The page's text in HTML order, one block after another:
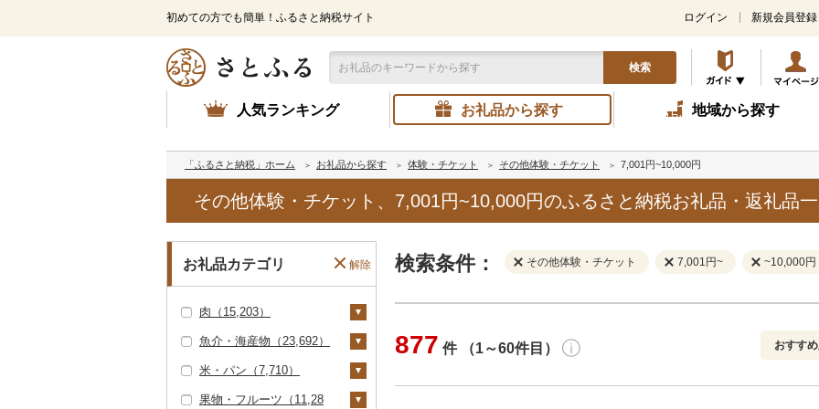
初めての方でも簡単！ふるさと納税サイト ログイン 新規会員登録
検索
人気ランキング お礼品から探す 地域から探す
「ふるさと納税」ホーム お礼品から探す 体験・チケット その他体験・チケット 7,001円~10,000円
その他体験・チケット、7,001円~10,000円のふるさと納税お礼品・返礼品
お礼品カテゴリ 解除
肉（15,203）
牛肉（精肉）（4,82
3）
魚介・海産物（23,692）
カニ（334）
ズワイガニ（243）
エビ（287）
米・パン（7,710）
米（5,789）
果物・フルーツ（11,28
検索条件： その他体験・チケット 7,001円~ ~10,000円
解除
877 件 （1～60件目） おすす